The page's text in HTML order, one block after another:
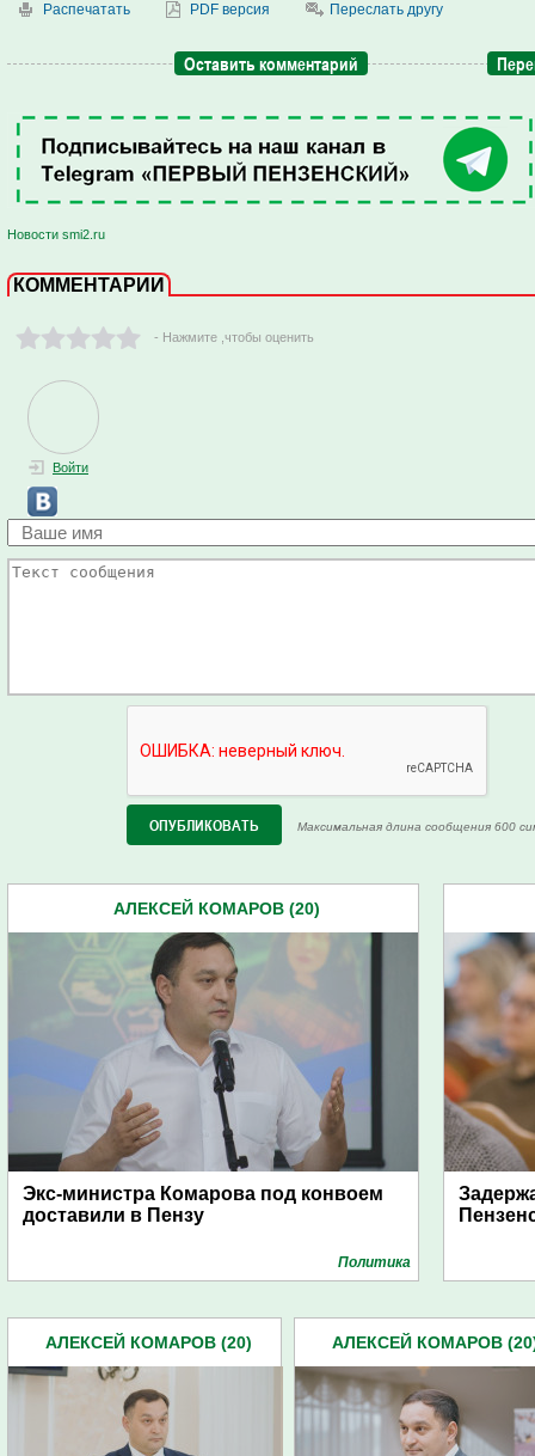
Распечатать PDF версия Переслать другу
Оставить комментарий
Новости smi2.ru
КОММЕНТАРИИ
- Нажмите ,чтобы оценить
Войти
Максимальная длина сообщения 600
АЛЕКСЕЙ КОМАРОВ (20)
Экс-министра Комарова под конвоем
доставили в Пензу
Политика
АЛЕКСЕЙ КОМАРОВ (20) АЛЕКСЕЙ КОМАРОВ